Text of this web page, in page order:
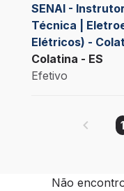
SENAI -
Técnica |
Elétricos) -
Colatina - ES
Efetivo
1
Não